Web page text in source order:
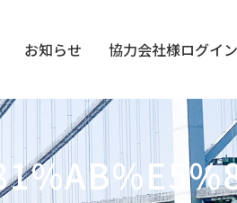
お知らせ 協力会社様ログイン